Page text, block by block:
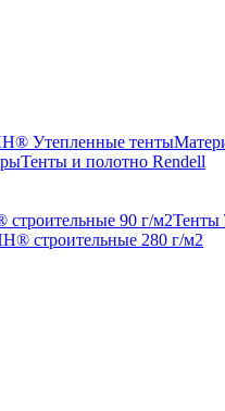
Утепленные тенты
Тенты и полотно Rendell
90 г/м2Тенты
строительные 280 г/м2